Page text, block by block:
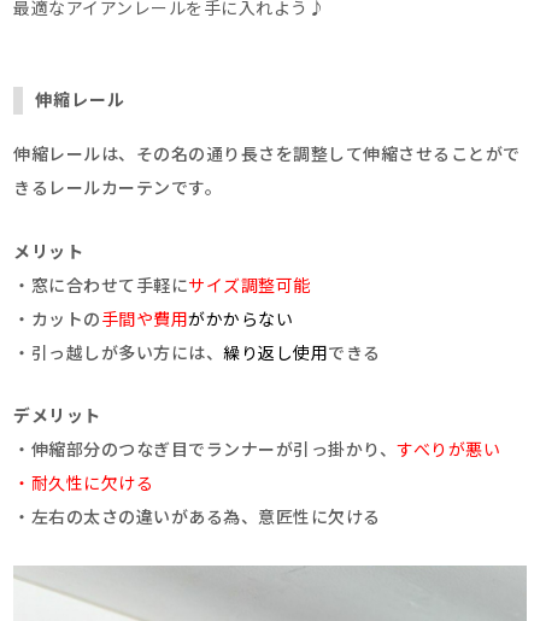
最適なアイアンレールを手に入れよう♪
伸縮レール
伸縮レールは、その名の通り長さを調整して伸縮させることがで
きるレールカーテンです。
メリット
・窓に合わせて手軽にサイズ調整可能
・カットの 手間や費用がかからない
・引っ越しが多い方には、繰り返し使用 できる
デメリット
・伸縮部分のつなぎ目でランナーが引っ掛かり、すべりが悪い
・耐久性に欠ける
・左右の太さの違いがある為、意匠性に欠ける